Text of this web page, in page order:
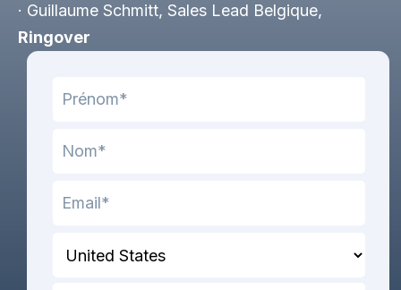
· Guillaume Schmitt, Sales Lead Belgique,
Ringover